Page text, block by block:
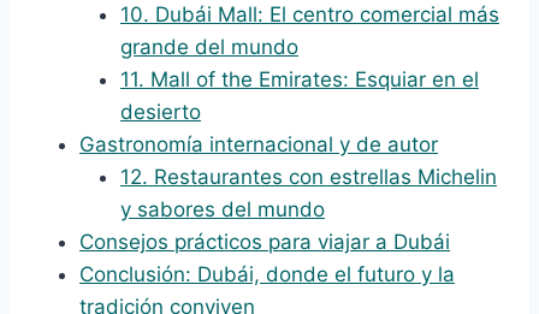
10. Dubái Mall: El centro comercial más
grande del mundo
11. Mall of the Emirates: Esquiar en el
desierto
Gastronomía internacional y de autor
12. Restaurantes con estrellas Michelin
y sabores del mundo
Consejos prácticos para viajar a Dubái
Conclusión: Dubái, donde el futuro y la
tradición conviven